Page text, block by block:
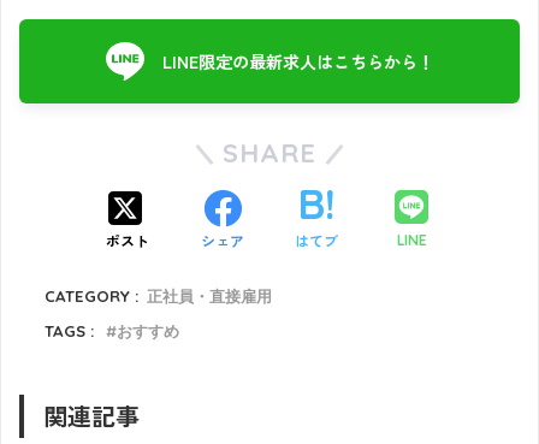
LINE限定の最新求人はこちらから！
SHARE
ポスト シェア はてブ LINE
CATEGORY : 正社員・直接雇用
TAGS :
おすすめ
関連記事